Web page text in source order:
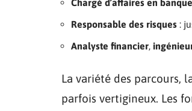
Chargé d’affaires en
Responsable des risques :
Analyste financier,
La variété des parcours,
parfois vertigineux. Les